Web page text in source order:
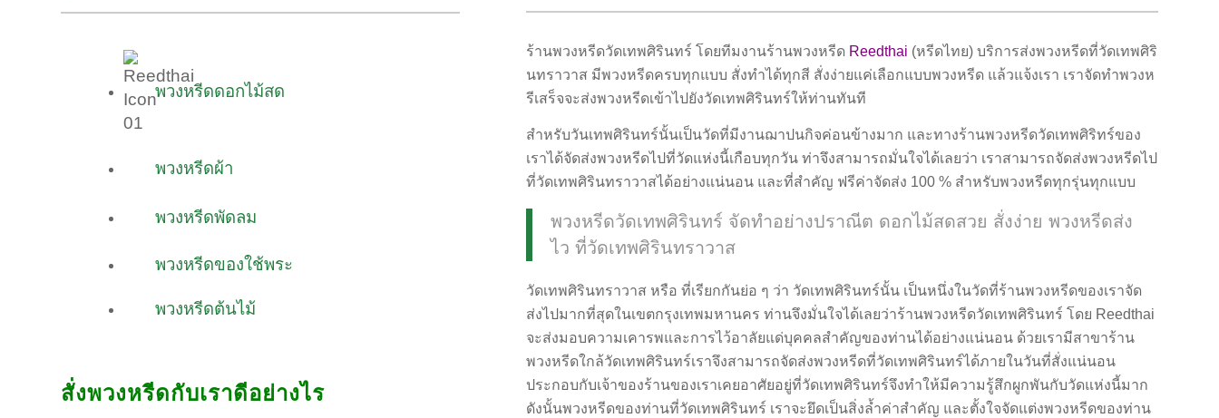
พวงหรีดดอกไม้สด
พวงหรีดผ้า
พวงหรีดพัดลม
พวงหรีดของใช้พระ
พวงหรีดต้นไม้
สั่งพวงหรีดกับเราดีอย่างไร
ร้านพวงหรีดวัดเทพศิรินทร์ โดยทีมงานร้านพวงหรีด Reedthai (หรีดไทย) บริการส่งพวงหรีดที่วัดเทพศิริ
นทราวาส มีพวงหรีดครบทุกแบบ สั่งทำได้ทุกสี สั่งง่ายแค่เลือกแบบพวงหรีด แล้วแจ้งเรา เราจัดทำพวงห
รีเสร็จจะส่งพวงหรีดเข้าไปยังวัดเทพศิรินทร์ให้ท่านทันที
สำหรับวันเทพศิรินทร์นั้นเป็นวัดที่มีงานฌาปนกิจค่อนข้างมาก และทางร้านพวงหรีดวัดเทพศิริทร์ของ
เราได้จัดส่งพวงหรีดไปที่วัดแห่งนี้เกือบทุกวัน ท่าจึงสามารถมั่นใจได้เลยว่า เราสามารถจัดส่งพวงหรีดไป
ที่วัดเทพศิรินทราวาสได้อย่างแน่นอน และที่สำคัญ ฟรีค่าจัดส่ง 100 % สำหรับพวงหรีดทุกรุ่นทุกแบบ
พวงหรีดวัดเทพศิรินทร์ จัดทำอย่างปราณีต ดอกไม้สดสวย สั่งง่าย พวงหรีดส่ง
ไว ที่วัดเทพศิรินทราวาส
วัดเทพศิรินทราวาส หรือ ที่เรียกกันย่อ ๆ ว่า วัดเทพศิรินทร์นั้น เป็นหนึ่งในวัดที่ร้านพวงหรีดของเราจัด
ส่งไปมากที่สุดในเขตกรุงเทพมหานคร ท่านจึงมั่นใจได้เลยว่าร้านพวงหรีดวัดเทพศิรินทร์ โดย Reedthai
จะส่งมอบความเคารพและการไว้อาลัยแด่บุคคลสำคัญของท่านได้อย่างแน่นอน ด้วยเรามีสาขาร้าน
พวงหรีดใกล้วัดเทพศิรินทร์เราจึงสามารถจัดส่งพวงหรีดที่วัดเทพศิรินทร์ได้ภายในวันที่สั่งแน่นอน
ประกอบกับเจ้าของร้านของเราเคยอาศัยอยู่ที่วัดเทพศิรินทร์จึงทำให้มีความรู้สึกผูกพันกับวัดแห่งนี้มาก
ดังนั้นพวงหรีดของท่านที่วัดเทพศิรินทร์ เราจะยึดเป็นสิ่งล้ำค่าสำคัญ และตั้งใจจัดแต่งพวงหรีดของท่าน